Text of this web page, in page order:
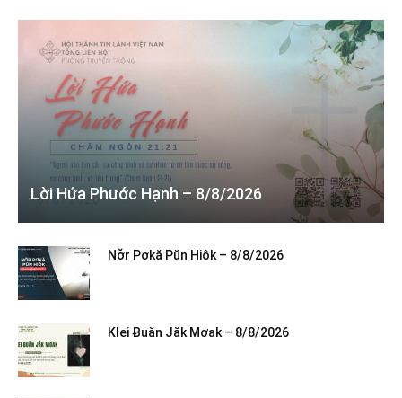
Lời Hứa Phước Hạnh – 8/8/2026
Nơ̆r Pơkă Pŭn Hiôk – 8/8/2026
Klei Ƀuăn Jăk Mơak – 8/8/2026